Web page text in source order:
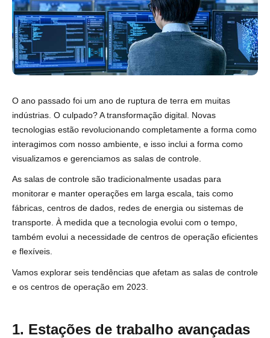
O ano passado foi um ano de ruptura de terra em muitas
indústrias. O culpado? A transformação digital. Novas
tecnologias estão revolucionando completamente a forma como
interagimos com nosso ambiente, e isso inclui a forma como
visualizamos e gerenciamos as salas de controle
As salas de controle são tradicionalmente usadas para
monitorar e manter operações em larga escala, tais como
fábricas, centros de dados, redes de energia ou sistemas de
transporte. À medida que a tecnologia evolui com o tempo,
também evolui a necessidade de centros de operação eficientes
e flexíveis.
Vamos explorar seis tendências que afetam as salas de controle
e os centros de operação em 2023.
1. Estações de trabalho avançadas